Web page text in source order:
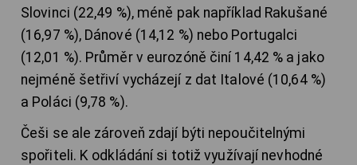
Slovinci (22,49 %), méně pak například Rakušané
(16,97 %), Dánové (14,12 %) nebo Portugalci
(12,01 %). Průměr v eurozóně činí 14,42 % a jako
nejméně šetřiví vycházejí z dat Italové (10,64 %)
a Poláci (9,78 %).
Češi se ale zároveň zdají býti nepoučitelnými
spořiteli. K odkládání si totiž využívají nevhodné